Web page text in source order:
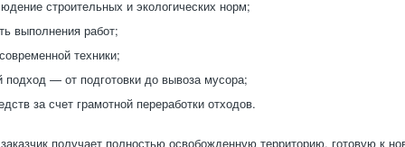
строительных и экологических норм;
выполнения работ;
техники;
подход — от подготовки до вывоза мусора;
за счет грамотной переработки отходов.
получает полностью освобожденную территорию, готовую к